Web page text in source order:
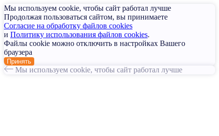
Мы используем cookie, чтобы сайт работал лучше
Продолжая пользоваться сайтом, вы принимаете
Согласие на обработку файлов cookies
и Политику использования файлов cookies.
Файлы cookie можно отключить в настройках Вашего
браузера
Принять
Мы используем cookie, чтобы сайт работал лучше